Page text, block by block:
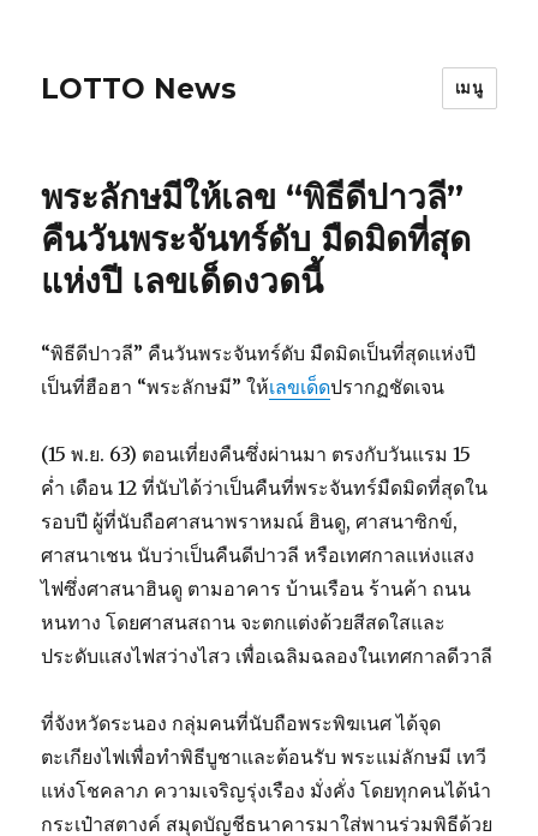
LOTTO News เมนู
พระลักษมีให้เลข “พิธีดีปาวลี”
คืนวันพระจันทร์ดับ มืดมิดที่สุด
แห่งปี เลขเด็ดงวดนี้
“พิธีดีปาวลี” คืนวันพระจันทร์ดับ มืดมิดเป็นที่สุดแห่งปี
เป็นที่ฮือฮา “พระลักษมี” ให้เลขเด็ดปรากฏชัดเจน
(15 พ.ย. 63) ตอนเที่ยงคืนซึ่งผ่านมา ตรงกับวันแรม 15
ค่ำ เดือน 12 ที่นับได้ว่าเป็นคืนที่พระจันทร์มืดมิดที่สุดใน
รอบปี ผู้ที่นับถือศาสนาพราหมณ์ ฮินดู, ศาสนาซิกข์,
ศาสนาเชน นับว่าเป็นคืนดีปาวลี หรือเทศกาลแห่งแสง
ไฟซึ่งศาสนาฮินดู ตามอาคาร บ้านเรือน ร้านค้า ถนน
หนทาง โดยศาสนสถาน จะตกแต่งด้วยสีสดใสและ
ประดับแสงไฟสว่างไสว เพื่อเฉลิมฉลองในเทศกาลดีวาลี
ที่จังหวัดระนอง กลุ่มคนที่นับถือพระพิฆเนศ ได้จุด
ตะเกียงไฟเพื่อทำพิธีบูชาและต้อนรับ พระแม่ลักษมี เทวี
แห่งโชคลาภ ความเจริญรุ่งเรือง มั่งคั่ง โดยทุกคนได้นำ
กระเป๋าสตางค์ สมุดบัญชีธนาคารมาใส่พานร่วมพิธีด้วย